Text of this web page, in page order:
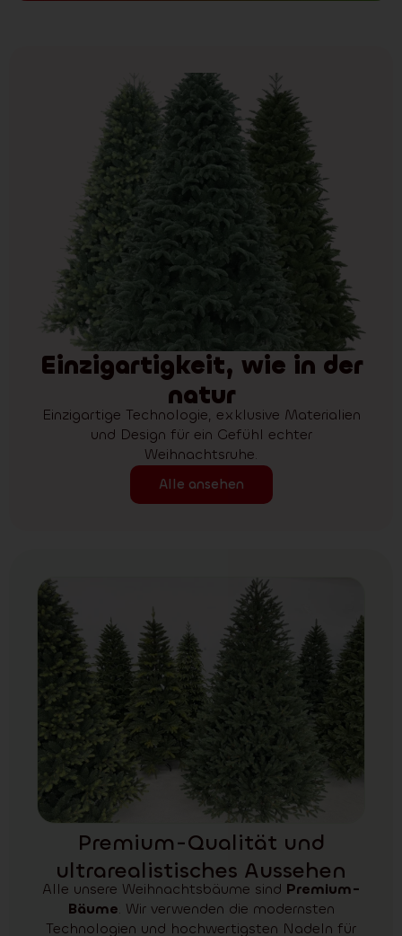
Einzigartigkeit, wie in der
natur
Einzigartige Technologie, exklusive Materialien
und Design für ein Gefühl echter
Weihnachtsruhe.
Alle ansehen
Premium-Qualität und
ultrarealistisches Aussehen
Alle unsere Weihnachtsbäume sind Premium-
Bäume. Wir verwenden die modernsten
Technologien und hochwertigsten Nadeln für